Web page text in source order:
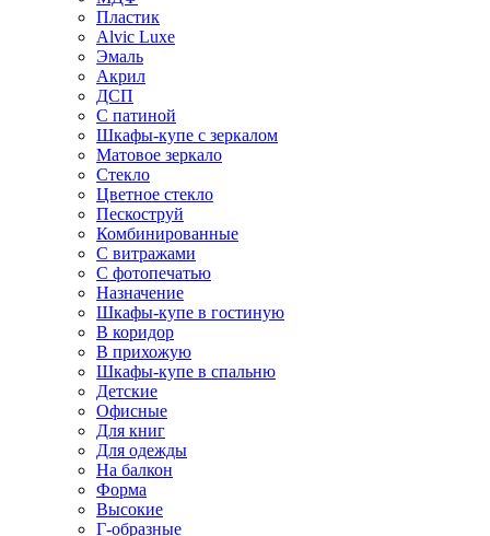
Пластик
Alvic Luxe
Эмаль
Акрил
ДСП
С патиной
Шкафы-купе с зеркалом
Матовое зеркало
Стекло
Цветное стекло
Пескоструй
Комбинированные
С витражами
С фотопечатью
Назначение
Шкафы-купе в гостиную
В коридор
В прихожую
Шкафы-купе в спальню
Детские
Офисные
Для книг
Для одежды
На балкон
Форма
Высокие
Г-образные